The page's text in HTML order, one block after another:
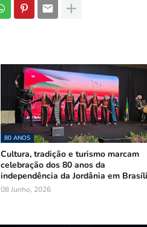
80 ANOS
Cultura, tradição e turismo marcam
celebração dos 80 anos da
independência da Jordânia em
08 Junho, 2026